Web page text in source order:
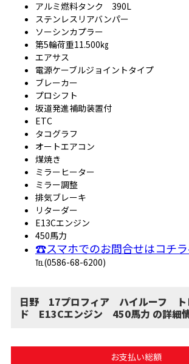
アルミ燃料タンク 390L
ステンレスリアバンパー
ソーシンカプラー
第5輪荷重11.500㎏
エアサス
電源ケーブルジョイントタイプ
ブレーカー
プロシフト
坂道発進補助装置付
ETC
タコグラフ
オートエアコン
煤焼き
ミラーヒーター
ミラー調整
排気ブレーキ
リターダー
E13Cエンジン
450馬力
☎スマホでのお問合せはコチ
℡(0586-68-6200)
日野 17プロフィア ハイルーフ ト
ド E13Cエンジン 450馬力 の詳細
お支払い総額